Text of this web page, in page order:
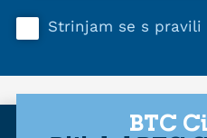
Strinjam se s pravili
BTC